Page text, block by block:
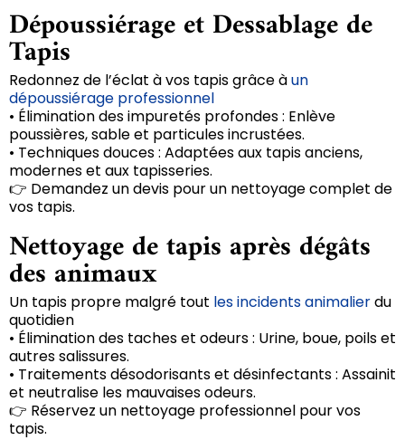
Dépoussiérage et Dessablage de
Tapis
Redonnez de l’éclat à vos tapis grâce àun
dépoussiérage professionnel
• Élimination des impuretés profondes : Enlève
poussières, sable et particules incrustées.
• Techniques douces : Adaptées aux tapis anciens,
modernes et aux tapisseries.
👉 Demandez un devis pour un nettoyage complet de
vos tapis.
Nettoyage de tapis après dégâts
des animaux
Un tapis propre malgré tout les incidents animalierdu
quotidien
• Élimination des taches et odeurs : Urine, boue, poils et
autres salissures.
• Traitements désodorisants et désinfectants : Assainit
et neutralise les mauvaises odeurs.
👉 Réservez un nettoyage professionnel pour vos
tapis.